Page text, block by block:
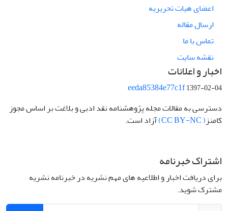
اعضای هیات تحریریه
ارسال مقاله
تماس با ما
نقشه سایت
اخبار و اعلانات
eeda85384e77c1f1397-02-04
دسترسی به مقالات مجله پژوهشنامه نقد ادبی و بلاغت بر اساس مجوز
کامنز( CC BY-NC) آزاد است.
اشتراک خبرنامه
برای دریافت اخبار و اطلاعیه های مهم نشریه در خبرنامه نشریه
مشترک شوید.